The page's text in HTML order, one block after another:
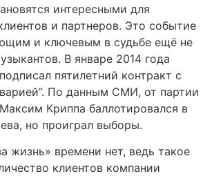
интересными для
и партнеров. Это событие
и ключевым в судьбе ещё не
В январе 2014 года
пятилетний контракт с
По данным СМИ, от партии
Криппа баллотировался в
но проиграл выборы.
жизнь» времени нет, ведь такое
клиентов компании